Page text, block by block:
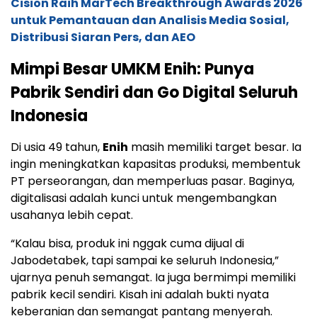
Cision Raih MarTech Breakthrough Awards 2026
untuk Pemantauan dan Analisis Media Sosial,
Distribusi Siaran Pers, dan AEO
Mimpi Besar UMKM Enih: Punya
Pabrik Sendiri dan Go Digital Seluruh
Indonesia
Di usia 49 tahun, Enih masih memiliki target besar. Ia
ingin meningkatkan kapasitas produksi, membentuk
PT perseorangan, dan memperluas pasar. Baginya,
digitalisasi adalah kunci untuk mengembangkan
usahanya lebih cepat.
“Kalau bisa, produk ini nggak cuma dijual di
Jabodetabek, tapi sampai ke seluruh Indonesia,”
ujarnya penuh semangat. Ia juga bermimpi memiliki
pabrik kecil sendiri. Kisah ini adalah bukti nyata
keberanian dan semangat pantang menyerah.